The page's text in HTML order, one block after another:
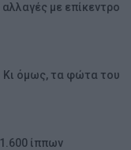
με επίκεντρο
Κι όμως, τα φώτα του
ίππων